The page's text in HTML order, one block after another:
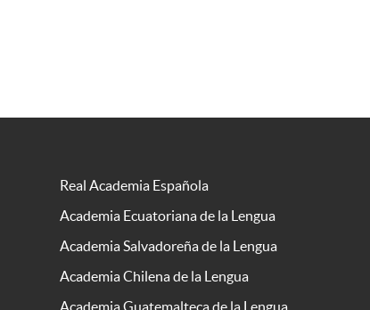
Real Academia Española
Academia Ecuatoriana de la Lengua
Academia Salvadoreña de la Lengua
Academia Chilena de la Lengua
Academia Guatemalteca de la Lengua